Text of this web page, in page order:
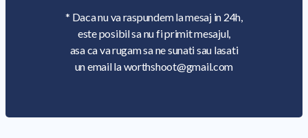
* Daca nu va raspundem la mesaj in 24h,
este posibil sa nu fi primit mesajul,
asa ca va rugam sa ne sunati sau lasati
un email la worthshoot@gmail.com